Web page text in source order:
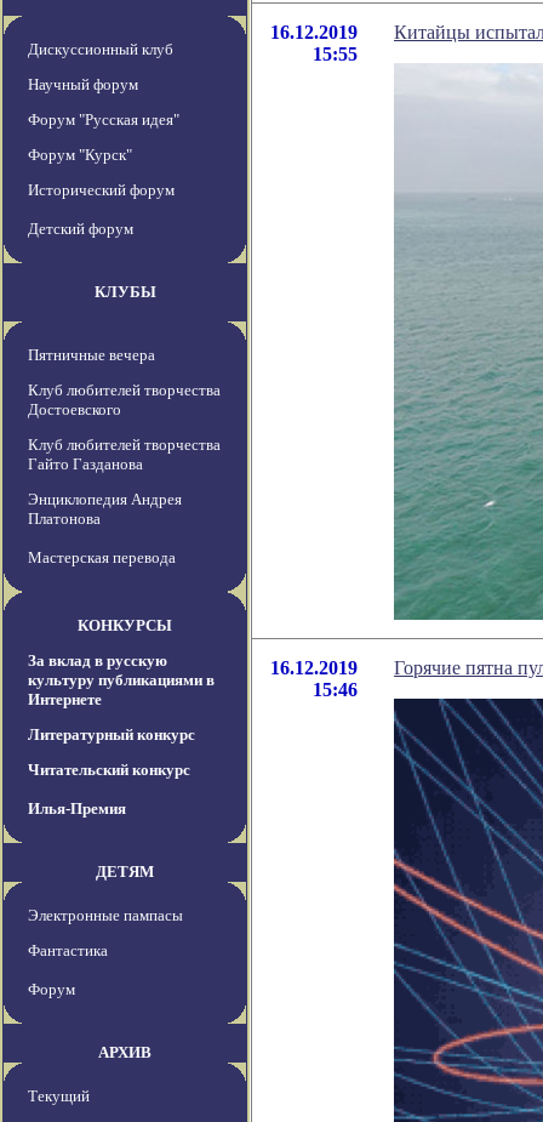
Дискуссионный клуб
Научный форум
Форум "Русская идея"
Форум "Курск"
Исторический форум
Детский форум
КЛУБЫ
Пятничные вечера
Клуб любителей творчества
Достоевского
Клуб любителей творчества
Гайто Газданова
Энциклопедия Андрея
Платонова
Мастерская перевода
КОНКУРСЫ
За вклад в русскую
культуру публикациями в
Интернете
Литературный конкурс
Читательский конкурс
Илья-Премия
ДЕТЯМ
Электронные пампасы
Фантастика
Форум
АРХИВ
Текущий
16.12.2019
15:55
Китайцы
16.12.2019
15:46
Горячие пятна